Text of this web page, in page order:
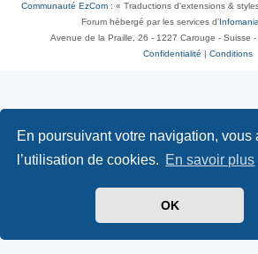
En poursuivant votre navigation, vous
l’utilisation de cookies. En savoir plus
OK
Communauté EzCom : « Traductions d'extensions &
Forum hébergé par les services d’
Avenue de la Praille, 26 - 1227 Carouge - Suisse
Confidentialité
Conditions